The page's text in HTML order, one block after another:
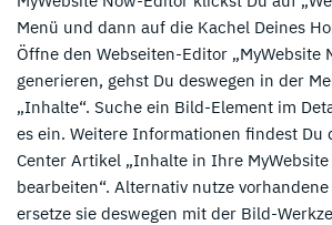
Menü und dann auf die Kachel Deines
Öffne den Webseiten-Editor „MyWebsite
generieren, gehst Du deswegen in der
„Inhalte“. Suche ein Bild-Element im
es ein. Weitere Informationen findest Du
Center Artikel „Inhalte in Ihre
bearbeiten“. Alternativ nutze
ersetze sie deswegen mit der Bild-